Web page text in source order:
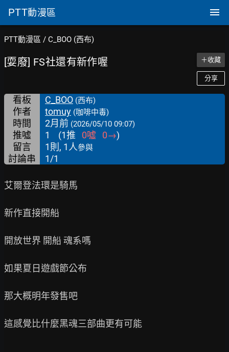
PTT動漫區
PTT動漫區 / C_BOO (西布)
[耍廢] FS社還有新作喔 ＋收藏
分享
看板 C_BOO (西布)
作者 tomuy (咖啡中毒)
時間 2月前 (2026/05/10 09:07)
推噓 1 (1推 0噓 0→)
留言
1則, 1人參與
討論串 1/1
艾爾登法環是騎馬
新作直接開船
開放世界 開船 魂系嗎
如果夏日遊戲節公布
那大概明年發售吧
這感覺比什麼黑魂三部曲更有可能